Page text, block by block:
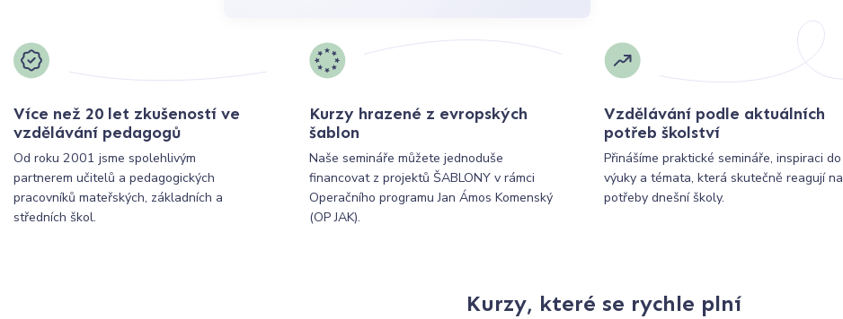
Více než 20 let zkušeností ve
vzdělávání pedagogů
Od roku 2001 jsme spolehlivým
partnerem učitelů a pedagogických
pracovníků mateřských, základních a
středních škol.
Kurzy hrazené z evropských
šablon
Naše semináře můžete jednoduše
financovat z projektů ŠABLONY v rámci
Operačního programu Jan Ámos Komenský
(OP JAK).
Vzdělávání podle aktuálních
potřeb školství
Přinášíme praktické semináře, inspiraci do
výuky a témata, která skutečně reagují na
potřeby dnešní školy.
Kurzy, které se rychle plní